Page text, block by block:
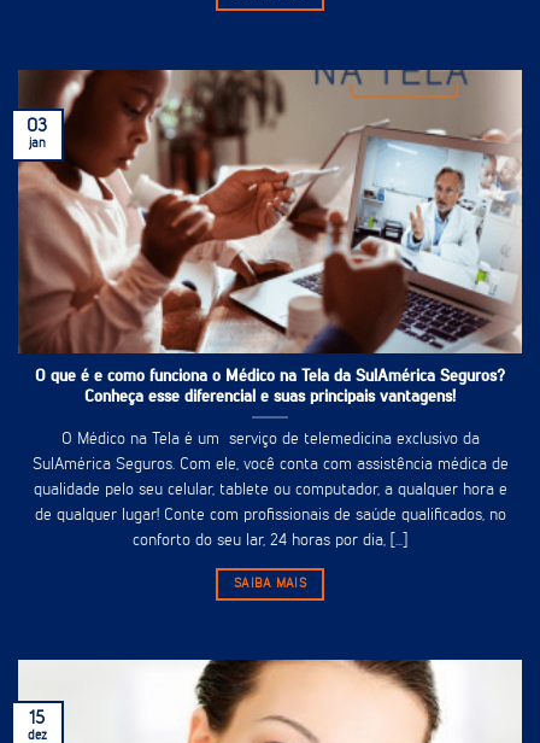
O que é e como funciona o Médico na Tela da SulAmérica Seguros?
Conheça esse diferencial e suas principais vantagens!
O Médico na Tela é um serviço de telemedicina exclusivo da
SulAmérica Seguros. Com ele, você conta com assistência médica de
qualidade pelo seu celular, tablete ou computador, a qualquer hora e
de qualquer lugar! Conte com profissionais de saúde qualificados, no
conforto do seu lar, 24 horas por dia, [...]
SAIBA MAIS
03
jan
15
dez